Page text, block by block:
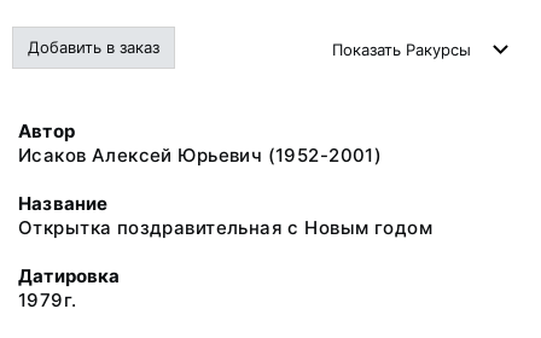
Добавить в заказ Показать Ракурсы
Автор
Исаков Алексей Юрьевич (1952-2001)
Название
Открытка поздравительная с Новым годом
Датировка
1979г.